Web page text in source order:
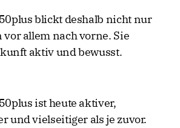
blickt deshalb nicht nur
allem nach vorne. Sie
aktiv und bewusst.
ist heute aktiver,
und vielseitiger als je zuvor.